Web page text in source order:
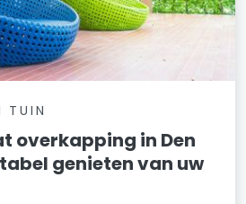
TUIN
overkapping in Den
genieten van uw